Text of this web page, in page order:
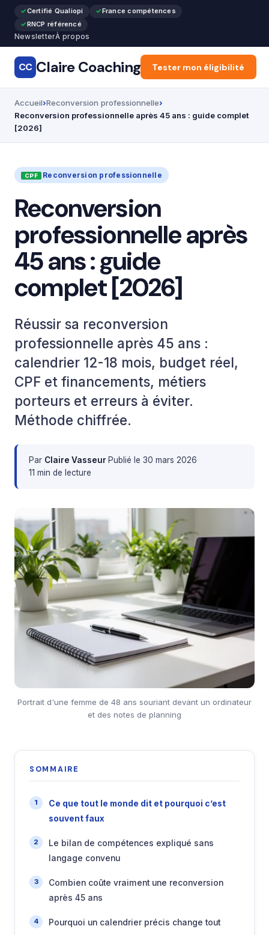
Certifié Qualiopi
France compétences
RNCP référencé
NewsletterÀ propos
CC Claire Coaching Accueil Articles
Tester mon éligibilité
Accueil Reconversion professionnelle
Reconversion professionnelle après 45 ans : guide complet
[2026]
Reconversion professionnelle
Reconversion
professionnelle après
45 ans : guide
complet [2026]
Réussir sa reconversion
professionnelle après 45 ans :
calendrier 12-18 mois, budget réel,
CPF et financements, métiers
porteurs et erreurs à éviter.
Méthode chiffrée.
Par Claire Vasseur·Publié le 30 mars 2026·
11 min de lecture
Portrait d'une femme de 48 ans souriant devant un ordinateur
et des notes de planning
SOMMAIRE
Ce que tout le monde dit et pourquoi c’est
souvent faux
Le bilan de compétences expliqué sans
langage convenu
Combien coûte vraiment une reconversion
après 45 ans
Pourquoi un calendrier précis change tout